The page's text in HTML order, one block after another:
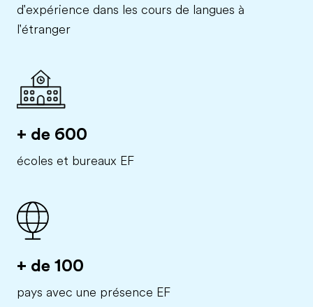
d'expérience dans les cours de langues à
l'étranger
+ de 600
écoles et bureaux EF
+ de 100
pays avec une présence EF